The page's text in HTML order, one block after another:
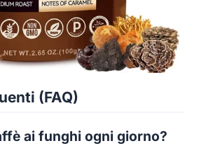
(FAQ)
ai funghi ogni giorno?